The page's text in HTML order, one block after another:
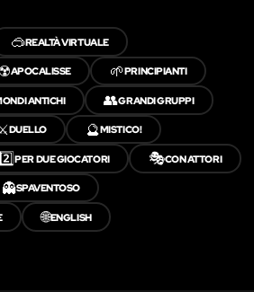
🥽REALTÀ VIRTUALE
☢️APOCALISSE 🌱PRINCIPIANTI
ANTICHI 👥GRANDI GRUPPI
DUELLO 🔮MISTICO!
PER DUE GIOCATORI 🎭CON ATTORI
👻SPAVENTOSO
🌐ENGLISH